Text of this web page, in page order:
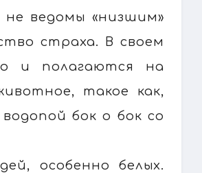
не ведомы «низшим»
страха. В своем
и полагаются на
такое как,
бок о бок со
особенно белых.